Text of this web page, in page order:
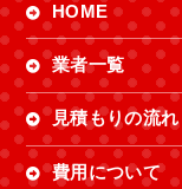
HOME
業者一覧
見積もりの流れ
費用について